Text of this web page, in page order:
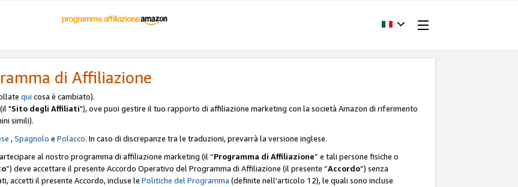
di Affiliazione
qui cosa è cambiato).
"Sito degli Affiliati"), ove puoi gestire il tuo rapporto di affiliazione marketing con la società Amazon di riferimento
simili).
,Spagnolo e Polacco. In caso di discrepanze tra le traduzioni, prevarrà la versione inglese.
al nostro programma di affiliazione marketing (il “Programma di Affiliazione” e tali persone fisiche o
”) deve accettare il presente Accordo Operativo del Programma di Affiliazione (il presente “Accordo”) senza
accetti il presente Accordo, incluse le Politiche del Programma (definite nell'articolo 12), le quali sono incluse